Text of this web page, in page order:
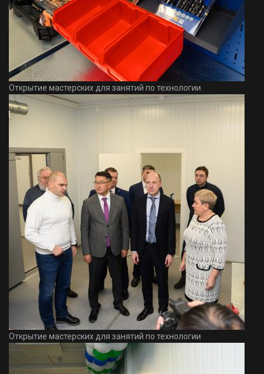
Открытие мастерских для занятий по технологии
Открытие мастерских для занятий по технологии